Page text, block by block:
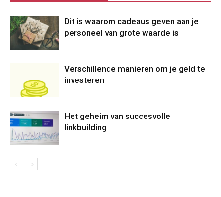
Dit is waarom cadeaus geven aan je
personeel van grote waarde is
Verschillende manieren om je geld te
investeren
Het geheim van succesvolle
linkbuilding